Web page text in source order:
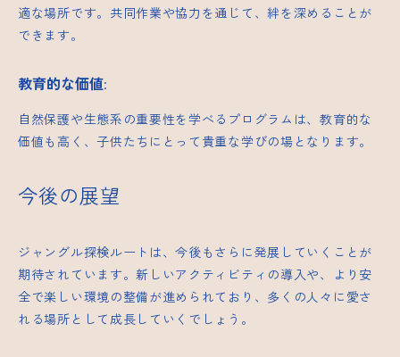
適な場所です。共同作業や協力を通じて、絆を深めることが
できます。
教育的な価値:
自然保護や生態系の重要性を学べるプログラムは、教育的な
価値も高く、子供たちにとって貴重な学びの場となります。
今後の展望
ジャングル探検ルートは、今後もさらに発展していくことが
期待されています。新しいアクティビティの導入や、より安
全で楽しい環境の整備が進められており、多くの人々に愛さ
れる場所として成長していくでしょう。